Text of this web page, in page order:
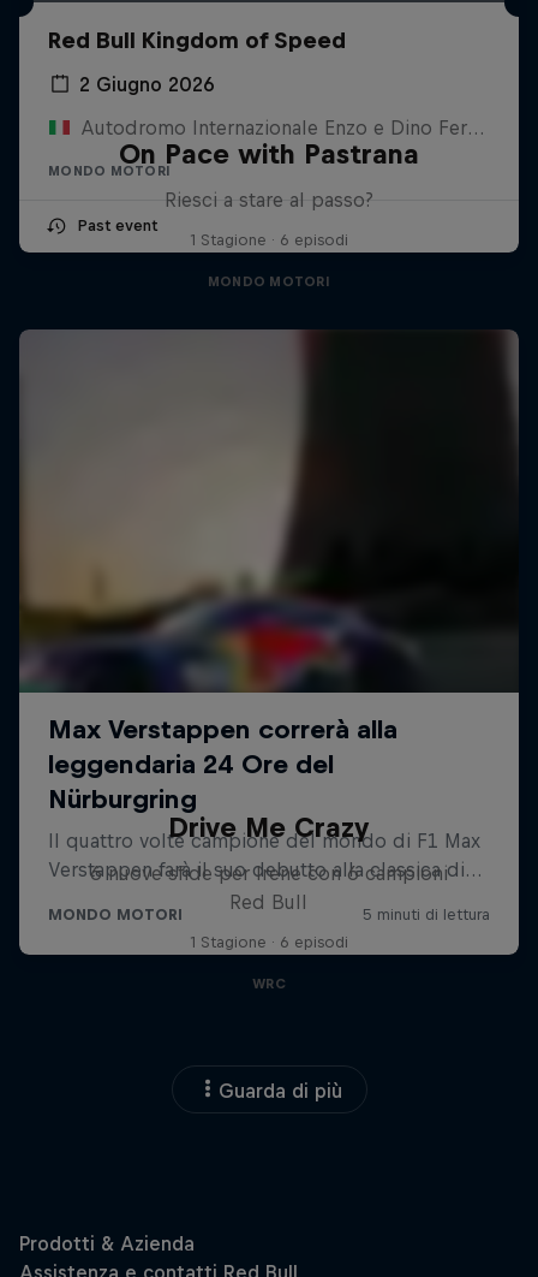
Red Bull Kingdom of Speed
2 Giugno 2026
Autodromo Internazionale Enzo e Dino Ferrari, Italia
MONDO MOTORI
Past event
On Pace with Pastrana
Riesci a stare al passo?
1 Stagione · 6 episodi
MONDO MOTORI
Drive Me Crazy
6 nuove sfide per Irene con 6 campioni
Red Bull
1 Stagione · 6 episodi
WRC
Guarda di più